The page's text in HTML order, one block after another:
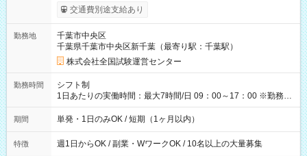
※勤務回数により昇給あり 【即給（前払い）オプションあ
り！】 希望される場合、勤務から1週間ほどで給与の一部を受け
例】 ・河合塾模擬試験 8:30～17:30（休憩1時間） 時給1,300円
×8時間＝日収10,400円＋交通費 ※当日の役割により時給＋100
円の場合あり ・国家試験 7:00～13:30（休憩なし） 時給1,300
円（役割手当＋100円）×6時間＝日収8,400円＋交通費 【試用期
間】試用期間なし
交通費別途支給あり
勤務地
千葉市中央区
千葉県千葉市中央区新千葉（最寄り駅：千葉駅）
株式会社全国試験運営センター
勤務時間
シフト制
1日あたりの実働時間：最大7時間/日 09：00～17：00 ※勤務時
間は 試験により異なります。
期間 単発・1日のみOK / 短期（1ヶ月以内）
特徴 週1日からOK / 副業・WワークOK / 10名以上の大量募集